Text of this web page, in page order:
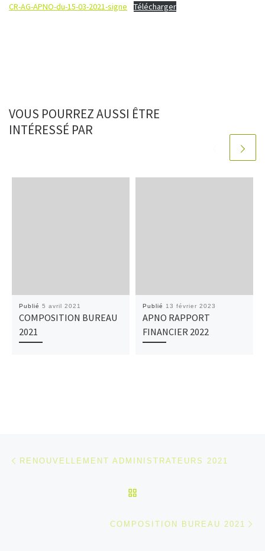
CR-AG-APNO-du-15-03-2021-signe Télécharger
VOUS POURREZ AUSSI ÊTRE
INTÉRESSÉ PAR
Publié 5 avril 2021
COMPOSITION BUREAU
2021
Publié 13 février 2023
APNO RAPPORT
FINANCIER 2022
Parcourir les articles
RENOUVELLEMENT ADMINISTRATEURS 2021
COMPOSITION BUREAU 2021